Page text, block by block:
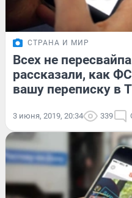
СТРАНА И МИР
Всех не
рассказали, как
вашу переписку в
3 июня, 2019, 20:34 339